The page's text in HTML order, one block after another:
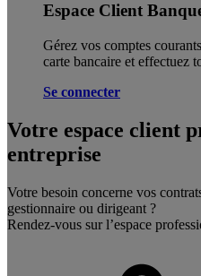
Espace Client
Gérez vos comptes
carte bancaire et effectuez
Se connecter
Votre espace client
entreprise
Votre besoin concerne vos
gestionnaire ou dirigeant ?
Rendez-vous sur l’espace